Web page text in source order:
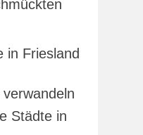
in Friesland
Städte in